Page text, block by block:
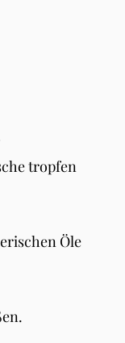
tropfen
Öle